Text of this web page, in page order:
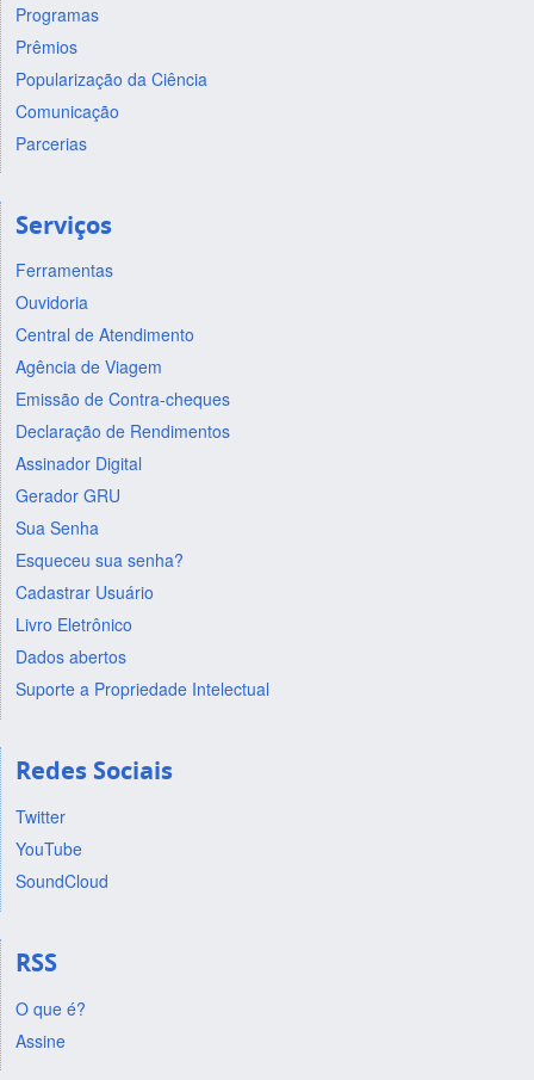
Programas
Prêmios
Popularização da Ciência
Comunicação
Parcerias
Serviços
Ferramentas
Ouvidoria
Central de Atendimento
Agência de Viagem
Emissão de Contra-cheques
Declaração de Rendimentos
Assinador Digital
Gerador GRU
Sua Senha
Esqueceu sua senha?
Cadastrar Usuário
Livro Eletrônico
Dados abertos
Suporte a Propriedade Intelectual
Redes Sociais
Twitter
YouTube
SoundCloud
RSS
O que é?
Assine